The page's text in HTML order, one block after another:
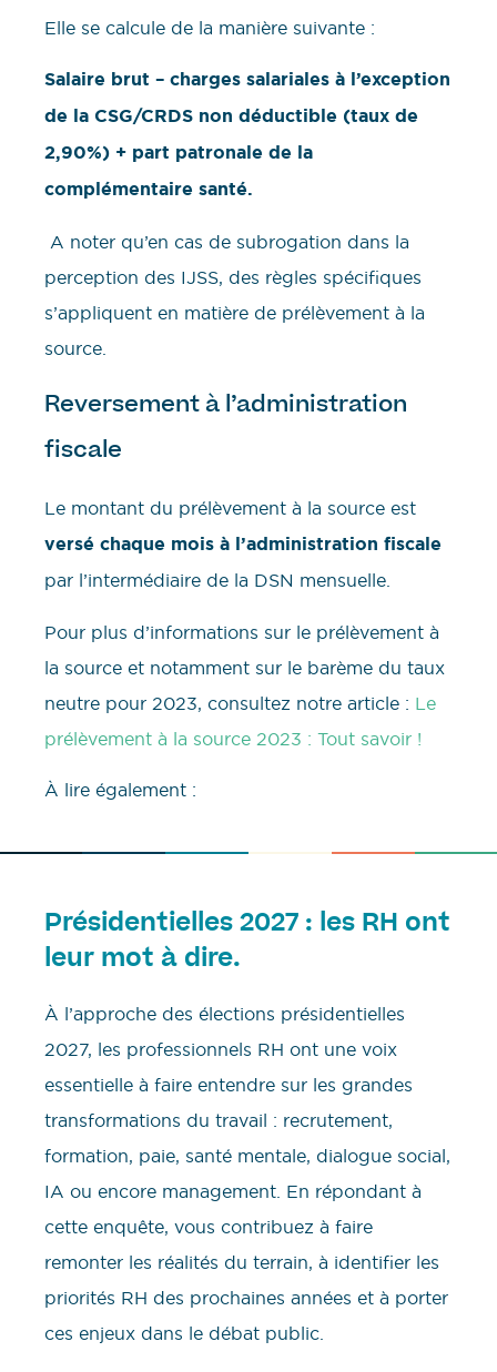
Elle se calcule de la manière suivante :
Salaire brut – charges salariales à l’exception
de la CSG/CRDS non déductible (taux de
2,90%) + part patronale de la
complémentaire santé.
A noter qu’en cas de subrogation dans la
perception des IJSS, des règles spécifiques
s’appliquent en matière de prélèvement à la
source.
Reversement à l’administration
fiscale
Le montant du prélèvement à la source est
versé chaque mois à l’administration fiscale
par l’intermédiaire de la DSN mensuelle.
Pour plus d’informations sur le prélèvement à
la source et notamment sur le barème du taux
neutre pour 2023, consultez notre article : Le
prélèvement à la source 2023 : Tout savoir !
À lire également :
Présidentielles 2027 : les RH ont
leur mot à dire.
À l’approche des élections présidentielles
2027, les professionnels RH ont une voix
essentielle à faire entendre sur les grandes
transformations du travail : recrutement,
formation, paie, santé mentale, dialogue social,
IA ou encore management. En répondant à
cette enquête, vous contribuez à faire
remonter les réalités du terrain, à identifier les
priorités RH des prochaines années et à porter
ces enjeux dans le débat public.